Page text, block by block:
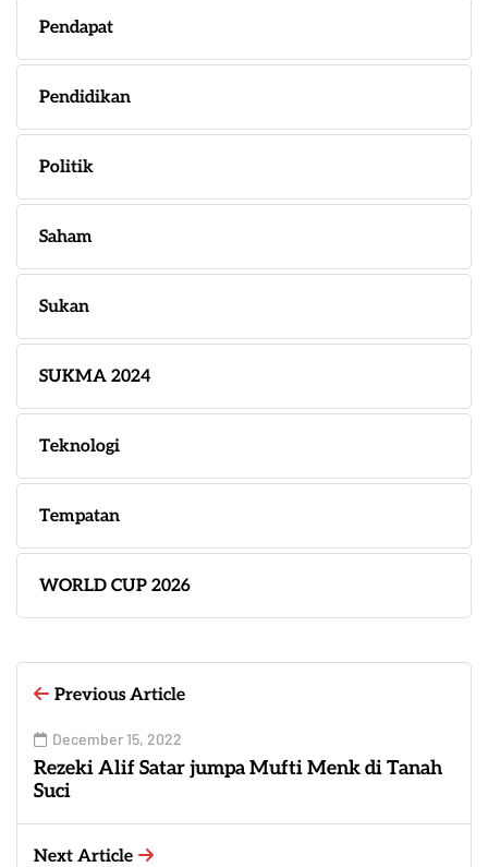
Pendapat
Pendidikan
Politik
Saham
Sukan
SUKMA 2024
Teknologi
Tempatan
WORLD CUP 2026
Previous Article
December 15, 2022
Rezeki Alif Satar jumpa Mufti Menk di Tanah
Suci
Next Article